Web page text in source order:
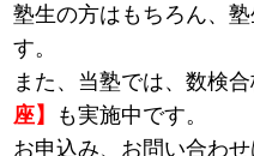
塾生の方はもちろん、
す。
また、当塾では、数検
座】
も実施中です。
お申込み、お問い合わ